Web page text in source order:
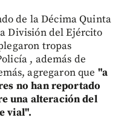
de la Décima Quinta
División del Ejército
tropas
, además de
agregaron que "a
no han reportado
una alteración del
vial".